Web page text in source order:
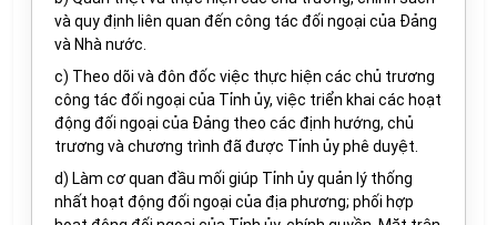
và quy định liên quan đến công tác đối ngoại của Đảng
và Nhà nước.
c) Theo dõi và đôn đốc việc thực hiện các chủ trương
công tác đối ngoại của Tỉnh ủy, việc triển khai các hoạt
động đối ngoại của Đảng theo các định hướng, chủ
trương và chương trình đã được Tỉnh ủy phê duyệt.
d) Làm cơ quan đầu mối giúp Tỉnh ủy quản lý thống
nhất hoạt động đối ngoại của địa phương; phối hợp